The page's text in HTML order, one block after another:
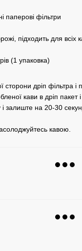
паперові фільтри
підходить для всіх
(1 упаковка)
дріп фільтра і
кави в дріп пакет і
залиште на 20-30
кавою.